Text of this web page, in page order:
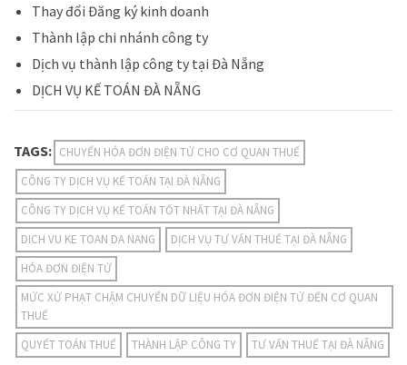
Thay đổi Đăng ký kinh doanh
Thành lập chi nhánh công ty
Dịch vụ thành lập công ty tại Đà Nẵng
DỊCH VỤ KẾ TOÁN ĐÀ NẴNG
TAGS: CHUYỂN HÓA ĐƠN ĐIỆN TỬ CHO CƠ QUAN THUẾ
CÔNG TY DỊCH VỤ KẾ TOÁN TẠI ĐÀ NẴNG
CÔNG TY DỊCH VỤ KẾ TOÁN TỐT NHẤT TẠI ĐÀ NẴNG
DICH VU KE TOAN DA NANG
DỊCH VỤ TƯ VẤN THUẾ TẠI ĐÀ NẴNG
HÓA ĐƠN ĐIỆN TỬ
MỨC XỬ PHẠT CHẬM CHUYỂN DỮ LIỆU HÓA ĐƠN ĐIỆN TỬ ĐẾN CƠ QUAN
THUẾ
QUYẾT TOÁN THUẾ
THÀNH LẬP CÔNG TY TƯ VẤN THUẾ TẠI ĐÀ NẴNG